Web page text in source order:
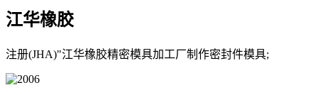
江华橡胶
注册(JHA)"江华橡胶精密模具加工厂制作密封件模具;